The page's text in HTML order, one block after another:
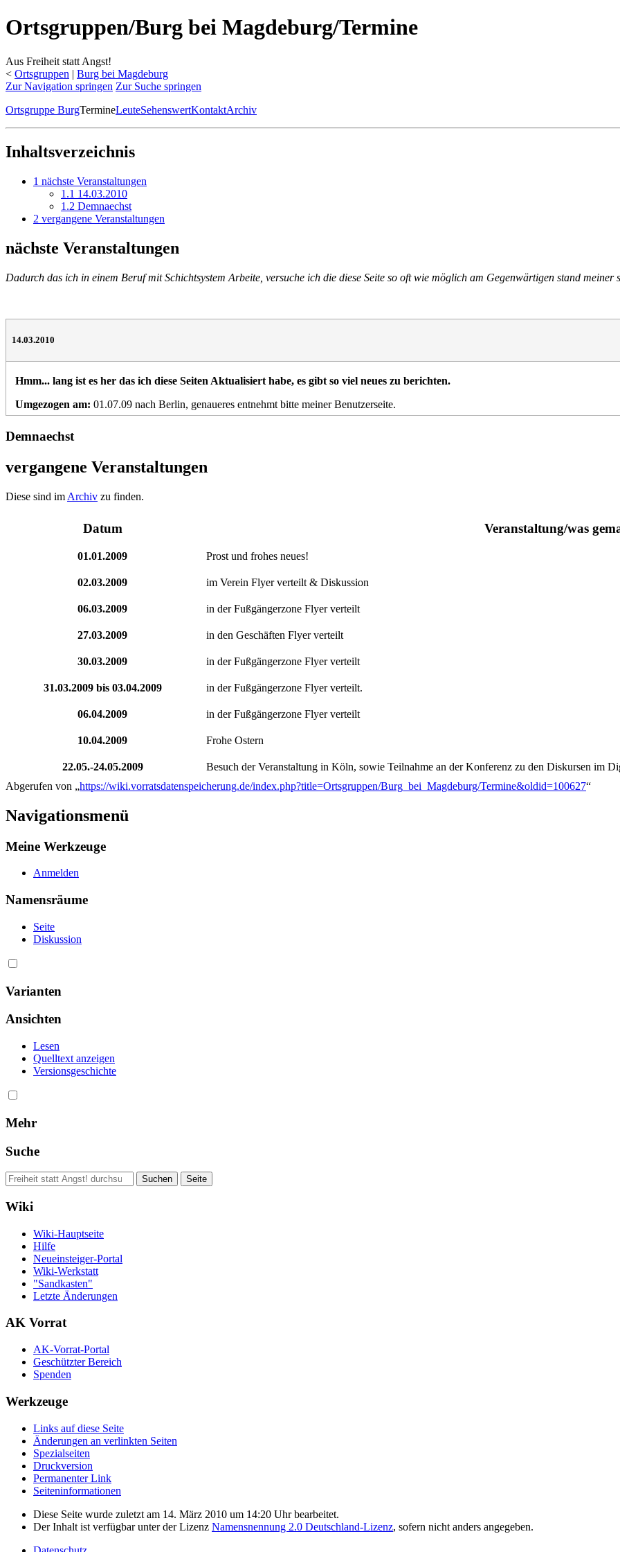
Ortsgruppen/Burg bei Magdeburg/Termine
Aus Freiheit statt Angst!
< Ortsgruppen ‎ | Burg bei Magdeburg
Zur Navigation springen Zur Suche springen
Ortsgruppe BurgTermineLeuteSehenswertKontaktArchiv
Inhaltsverzeichnis
1 nächste Veranstaltungen
1.1 14.03.2010
1.2 Demnaechst
2 vergangene Veranstaltungen
nächste Veranstaltungen
Dadurch das ich in einem Beruf mit Schichtsystem Arbeite, versuche ich die diese Seite so oft wie möglich am Gegenwärtigen stand meiner
14.03.2010
Hmm... lang ist es her das ich diese Seiten Aktualisiert habe, es gibt so viel neues zu berichten.
Umgezogen am: 01.07.09 nach Berlin, genaueres entnehmt bitte meiner Benutzerseite.
Demnaechst
vergangene Veranstaltungen
Diese sind im Archiv zu finden.
Datum Veranstaltung/was
01.01.2009 Prost und frohes neues!
02.03.2009 im Verein Flyer verteilt & Diskussion
06.03.2009 in der Fußgängerzone Flyer verteilt
27.03.2009 in den Geschäften Flyer verteilt
30.03.2009 in der Fußgängerzone Flyer verteilt
31.03.2009 bis 03.04.2009 in der Fußgängerzone Flyer verteilt.
06.04.2009 in der Fußgängerzone Flyer verteilt
10.04.2009 Frohe Ostern
22.05.-24.05.2009
Besuch der Veranstaltung in Köln, sowie Teilnahme an der Konferenz zu den Diskursen im
Abgerufen von „https://wiki.vorratsdatenspeicherung.de/index.php?title=Ortsgruppen/Burg_bei_Magdeburg/Termine&oldid=100627“
Navigationsmenü
Meine Werkzeuge
Anmelden
Namensräume
Seite
Diskussion
Varianten
Ansichten
Lesen
Quelltext anzeigen
Versionsgeschichte
Mehr
Suche
Wiki
Wiki-Hauptseite
Hilfe
Neueinsteiger-Portal
Wiki-Werkstatt
"Sandkasten"
Letzte Änderungen
AK Vorrat
AK-Vorrat-Portal
Geschützter Bereich
Spenden
Werkzeuge
Links auf diese Seite
Änderungen an verlinkten Seiten
Spezialseiten
Druckversion
Permanenter Link
Seiten­­informationen
Diese Seite wurde zuletzt am 14. März 2010 um 14:20 Uhr bearbeitet.
Der Inhalt ist verfügbar unter der Lizenz Namensnennung 2.0 Deutschland-Lizenz, sofern nicht anders angegeben.